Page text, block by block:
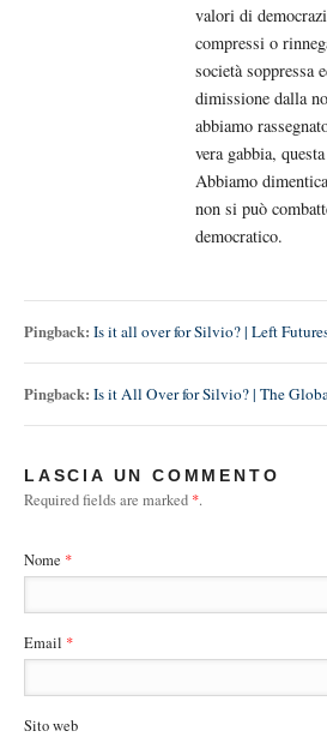
valori di
compressi o
società soppressa
dimissione dalla
abbiamo
vera gabbia,
Abbiamo
non si può
democratico.
Pingback: Is it all over for Silvio? | Left
Pingback: Is it All Over for Silvio? | The
LASCIA UN COMMENTO
Required fields are marked *.
Nome *
Email *
Sito web